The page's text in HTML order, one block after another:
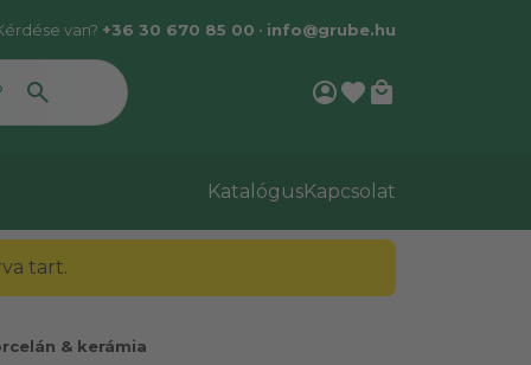
van? +36 30 670 85 00 • info@grube.hu
account_circlefavorite local_mall
KatalógusKapcsolat
tart.
& kerámia